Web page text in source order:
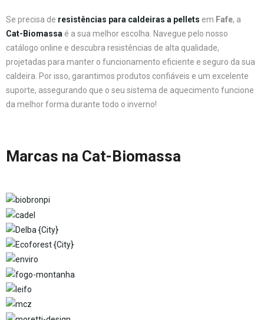
Se precisa de resistências para caldeiras a pellets em Fafe, a
Cat-Biomassa é a sua melhor escolha. Navegue pelo nosso
catálogo online e descubra resistências de alta qualidade,
projetadas para manter o funcionamento eficiente e seguro da sua
caldeira. Por isso, garantimos produtos confiáveis e um excelente
suporte, assegurando que o seu sistema de aquecimento funcione
da melhor forma durante todo o inverno!
Marcas na Cat-Biomassa